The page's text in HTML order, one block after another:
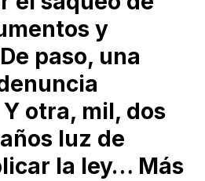
y
paso, una
otra, mil, dos
luz de
la ley… Más